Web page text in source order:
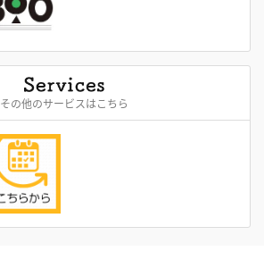
その他のサービスはこちら